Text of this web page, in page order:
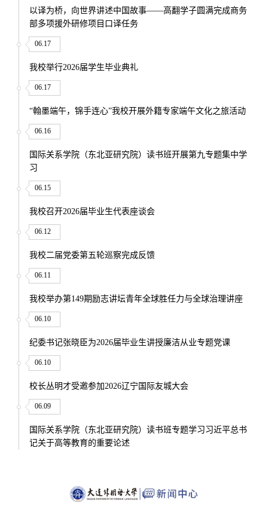
以译为桥，向世界讲述中国故事——高翻学子圆满完成商务
部多项援外研修项目口译任务
06.17
我校举行2026届学生毕业典礼
06.17
“翰墨端午，锦手连心”我校开展外籍专家端午文化之旅活动
06.16
国际关系学院（东北亚研究院）读书班开展第九专题集中学
习
06.15
我校召开2026届毕业生代表座谈会
06.12
我校二届党委第五轮巡察完成反馈
06.11
我校举办第149期励志讲坛青年全球胜任力与全球治理讲座
06.10
纪委书记张晓臣为2026届毕业生讲授廉洁从业专题党课
06.10
校长丛明才受邀参加2026辽宁国际友城大会
06.09
国际关系学院（东北亚研究院）读书班专题学习习近平总书
记关于高等教育的重要论述